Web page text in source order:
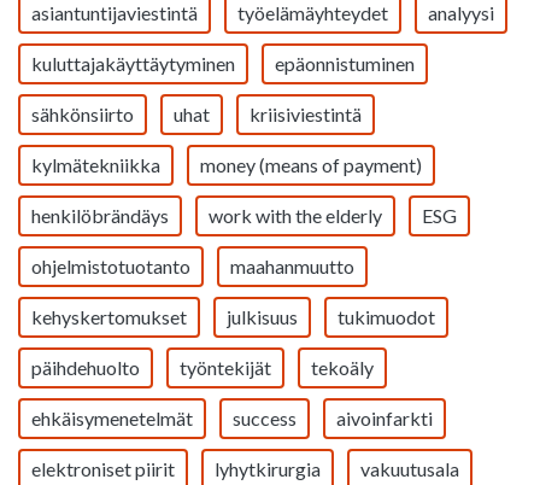
asiantuntijaviestintä työelämäyhteydet analyysi
kuluttajakäyttäytyminen epäonnistuminen
sähkönsiirto uhat kriisiviestintä
kylmätekniikka money (means of payment)
henkilöbrändäys work with the elderly ESG
ohjelmistotuotanto maahanmuutto
kehyskertomukset julkisuus tukimuodot
päihdehuolto työntekijät tekoäly
ehkäisymenetelmät success aivoinfarkti
elektroniset piirit lyhytkirurgia vakuutusala